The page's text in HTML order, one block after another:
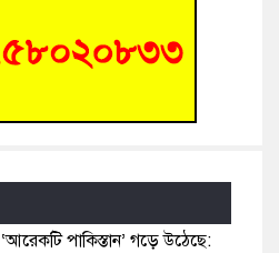
পাকিস্তান’ গড়ে উঠেছে: